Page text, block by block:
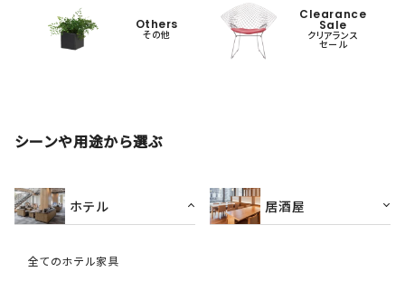
Others
その他
Clearance
Sale
クリアランス
セール
シーンや用途から選ぶ
ホテル
全てのホテル家具
居酒屋